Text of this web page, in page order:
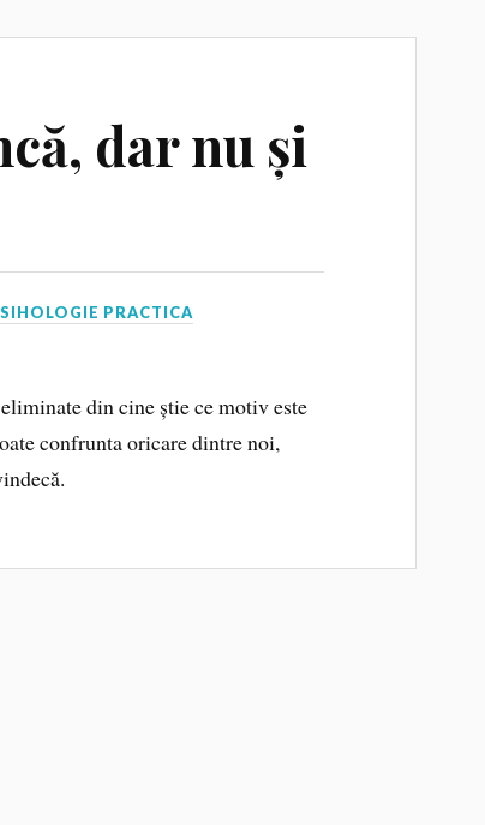
dar nu și
PRACTICA
din cine știe ce motiv este
confrunta oricare dintre noi,